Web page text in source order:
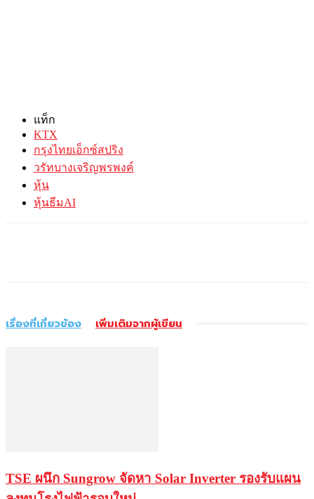
แท็ก
KTX
กรุงไทยเอ็กซ์สปริง
วรัทบางเจริญพรพงค์
หุ้น
หุ้นธีมAI
เรื่องที่เกี่ยวข้อง เพิ่มเติมจากผู้เขียน
TSE ผนึก Sungrow จัดหา Solar Inverter รองรับแผน